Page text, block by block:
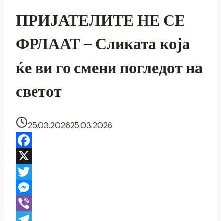
ПРИЈАТЕЛИТЕ НЕ СЕ
ФРЛААТ – Сликата која
ќе ви го смени погледот на
светот
25.03.202625.03.2026
Facebook
X
Twitter
Messenger